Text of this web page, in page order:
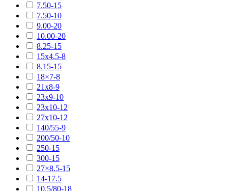
7.50-15
7.50-10
9.00-20
10.00-20
8.25-15
15х4.5-8
8.15-15
18×7-8
21х8-9
23х9-10
23х10-12
27х10-12
140/55-9
200/50-10
250-15
300-15
27×8.5-15
14-17.5
10.5/80-18